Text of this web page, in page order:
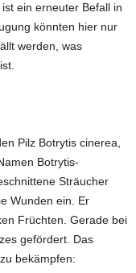
ein erneuter Befall in
könnten hier nur
werden, was
Pilz Botrytis cinerea,
Botrytis-
Sträucher
Wunden ein. Er
Früchten. Gerade bei
gefördert. Das
bekämpfen: